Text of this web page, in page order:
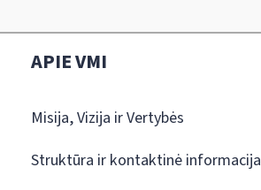
APIE VMI
Misija, Vizija ir Vertybės
Struktūra ir kontaktinė informacija